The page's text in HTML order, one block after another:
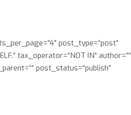
post_type=“post“
tax_operator=“NOT IN“ author=““
post_status=“publish“